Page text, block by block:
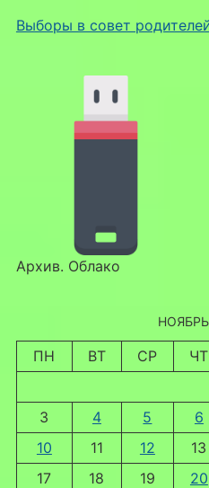
Выборы в совет
Архив. Облако
ПН ВТ СР ЧТ
3
4 5 6
10
11 12 13
17
18 19 20